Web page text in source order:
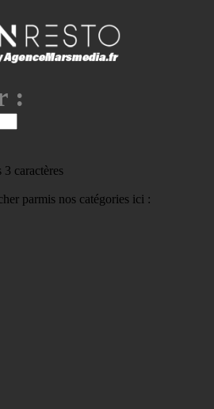
:
caractères
parmis nos catégories ici :